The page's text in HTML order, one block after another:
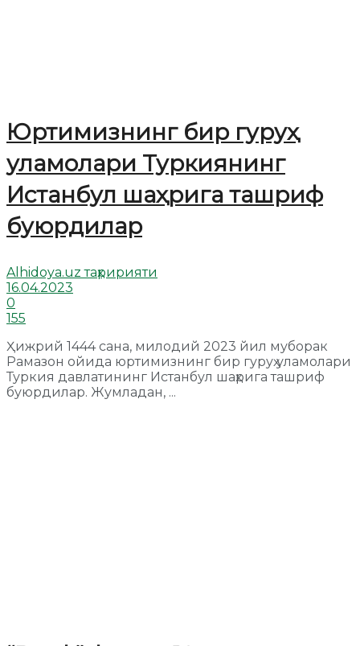
Юртимизнинг бир гуруҳ
уламолари Туркиянинг
Истанбул шаҳрига ташриф
буюрдилар
Alhidoya.uz таҳририяти
16.04.2023
0
155
Ҳижрий 1444 сана, милодий 2023 йил муборак
Рамазон ойида юртимизнинг бир гуруҳ уламолари
Туркия давлатининг Истанбул шаҳрига ташриф
буюрдилар. Жумладан, ...